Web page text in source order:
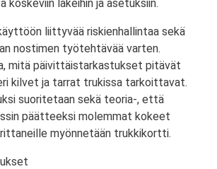
koskeviin lakeihin ja asetuksiin.
liittyvää riskienhallintaa sekä
nostimen työtehtävää varten.
mitä päivittäistarkastukset pitävät
kilvet ja tarrat trukissa tarkoittavat.
suoritetaan sekä teoria-, että
päätteeksi molemmat kokeet
myönnetään trukkikortti.